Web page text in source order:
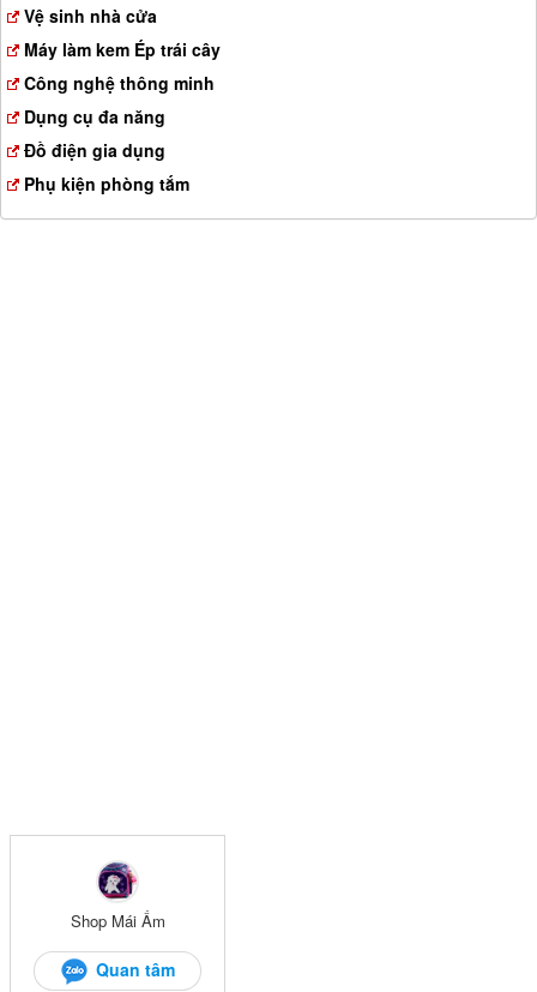
Vệ sinh nhà cửa
Máy làm kem Ép trái cây
Công nghệ thông minh
Dụng cụ đa năng
Đồ điện gia dụng
Phụ kiện phòng tắm